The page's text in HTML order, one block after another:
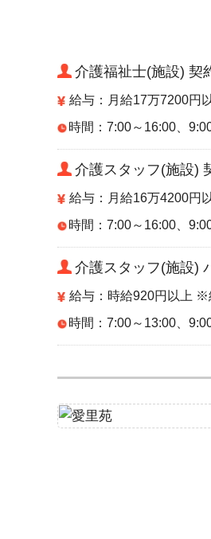
介護福祉士(施設) 契
給与：月給17万7200
時間：7:00～16:00、
介護スタッフ(施設)
給与：月給16万4200
時間：7:00～16:00、
介護スタッフ(施設)
給与：時給920円以上 ※
時間：7:00～13:00、